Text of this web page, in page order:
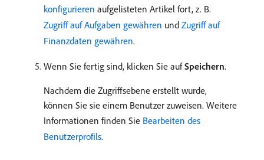
konfigurieren aufgelisteten Artikel fort, z. B.
Zugriff auf Aufgaben gewähren und Zugriff auf
Finanzdaten gewähren.
Wenn Sie fertig sind, klicken Sie aufSpeichern.
Nachdem die Zugriffsebene erstellt wurde,
können Sie sie einem Benutzer zuweisen. Weitere
Informationen finden Sie Bearbeiten des
Benutzerprofils.